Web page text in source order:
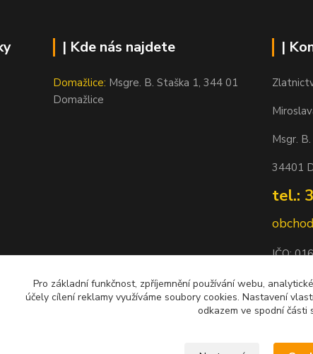
| Kde nás najdete
Domažlice: Msgre. B. Staška 1, 344 01
Domažlice
|
Msgr.
34401
tel.:
IČO: 0
Pro základní funkčnost, zpříjemnění používání webu,
účely cílení reklamy využíváme soubory cookies. Nastavení
odkazem ve spodní části